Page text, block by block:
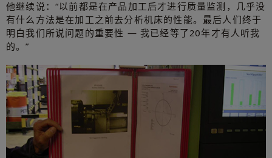
他继续说：“以前都是在产品加工后才进行质量监测，几乎没
有什么方法是在加工之前去分析机床的性能。最后人们终于
明白我们所说问题的重要性 — 我已经等了20年才有人听我
的。”